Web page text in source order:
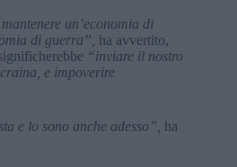
un’economia di
di guerra”, ha avvertito,
“inviare il nostro
e impoverire
e lo sono anche adesso”, ha